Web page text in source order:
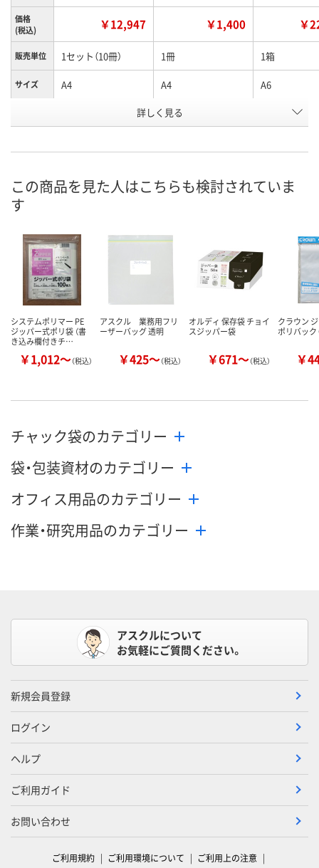
価格
(税込)
￥12,947 ￥1,400 ￥
販売単位 1セット（10冊） 1冊 1箱
サイズ A4 A4 A6
EX61654 PE64665
お届け日
ついてご連絡いたし
8月11日（火） 8月25日（火）
数量 数量
カゴへ カ
詳しく見る
この商品を見た人はこちらも検討されていま
す
システムポリマー PE
ジッパー式ポリ袋 （書
き込み欄付きチ…
￥1,012～（税込）
アスクル 業務用フリ
ーザーバッグ 透明
￥425～（税込）
オルディ 保存袋 チョイ
スジッパー袋
￥671～（税込）
クラウン
ポリバック
￥
チャック袋のカテゴリー
袋・包装資材のカテゴリー
オフィス用品のカテゴリー
作業・研究用品のカテゴリー
アスクルについて
お気軽にご質問ください。
新規会員登録
ログイン
ヘルプ
ご利用ガイド
お問い合わせ
ご利用規約 ご利用環境について ご利用上の注意